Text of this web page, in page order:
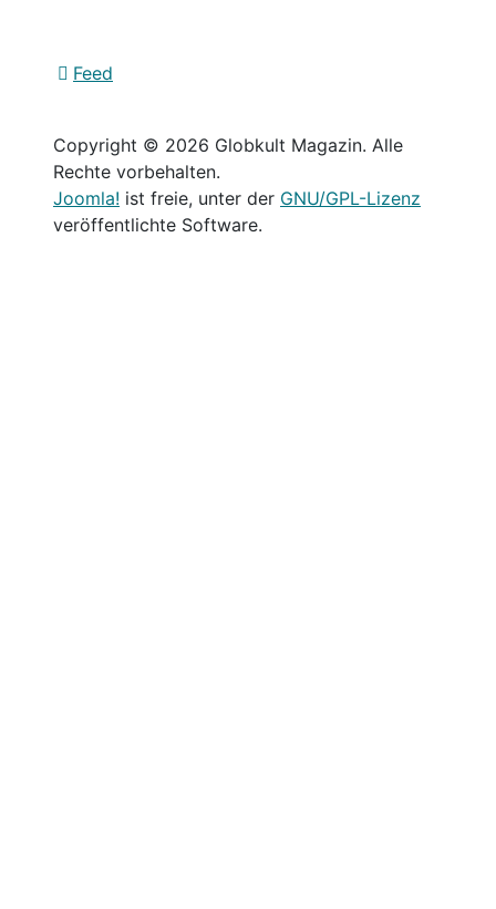
Feed
Copyright © 2026 Globkult Magazin. Alle
Rechte vorbehalten.
Joomla! ist freie, unter der GNU/GPL-Lizenz
veröffentlichte Software.